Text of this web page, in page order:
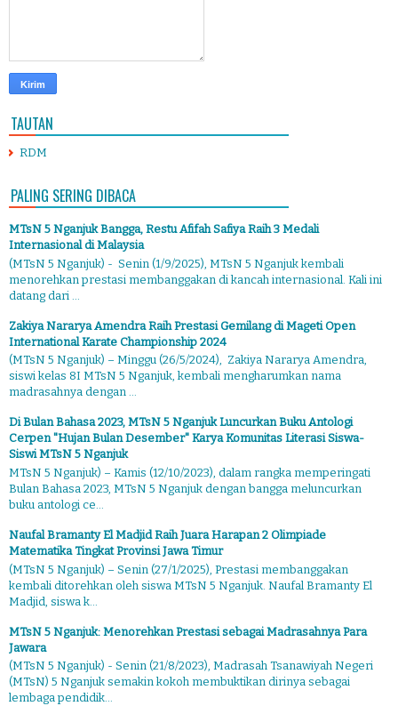
TAUTAN
RDM
PALING SERING DIBACA
MTsN 5 Nganjuk Bangga, Restu Afifah Safiya Raih 3 Medali
Internasional di Malaysia
(MTsN 5 Nganjuk) - Senin (1/9/2025), MTsN 5 Nganjuk kembali
menorehkan prestasi membanggakan di kancah internasional. Kali ini
datang dari ...
Zakiya Nararya Amendra Raih Prestasi Gemilang di Mageti Open
International Karate Championship 2024
(MTsN 5 Nganjuk) – Minggu (26/5/2024), Zakiya Nararya Amendra,
siswi kelas 8I MTsN 5 Nganjuk, kembali mengharumkan nama
madrasahnya dengan ...
Di Bulan Bahasa 2023, MTsN 5 Nganjuk Luncurkan Buku Antologi
Cerpen "Hujan Bulan Desember" Karya Komunitas Literasi Siswa-
Siswi MTsN 5 Nganjuk
MTsN 5 Nganjuk) – Kamis (12/10/2023), dalam rangka memperingati
Bulan Bahasa 2023, MTsN 5 Nganjuk dengan bangga meluncurkan
buku antologi ce...
Naufal Bramanty El Madjid Raih Juara Harapan 2 Olimpiade
Matematika Tingkat Provinsi Jawa Timur
(MTsN 5 Nganjuk) – Senin (27/1/2025), Prestasi membanggakan
kembali ditorehkan oleh siswa MTsN 5 Nganjuk. Naufal Bramanty El
Madjid, siswa k...
MTsN 5 Nganjuk: Menorehkan Prestasi sebagai Madrasahnya Para
Jawara
(MTsN 5 Nganjuk) - Senin (21/8/2023), Madrasah Tsanawiyah Negeri
(MTsN) 5 Nganjuk semakin kokoh membuktikan dirinya sebagai
lembaga pendidik...